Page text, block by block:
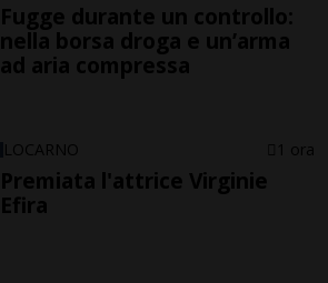
Fugge durante un controllo:
nella borsa droga e un’arma
ad aria compressa
LOCARNO 1 ora
Premiata l'attrice Virginie
Efira